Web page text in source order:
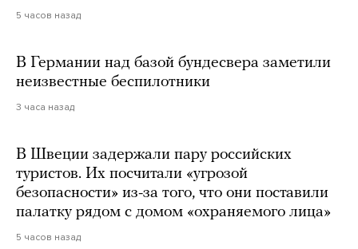
5 часов назад
В Германии над базой бундесвера заметили
неизвестные беспилотники
3 часа назад
В Швеции задержали пару российских
туристов. Их посчитали «угрозой
безопасности» из-за того, что они поставили
палатку рядом с домом «охраняемого лица»
5 часов назад